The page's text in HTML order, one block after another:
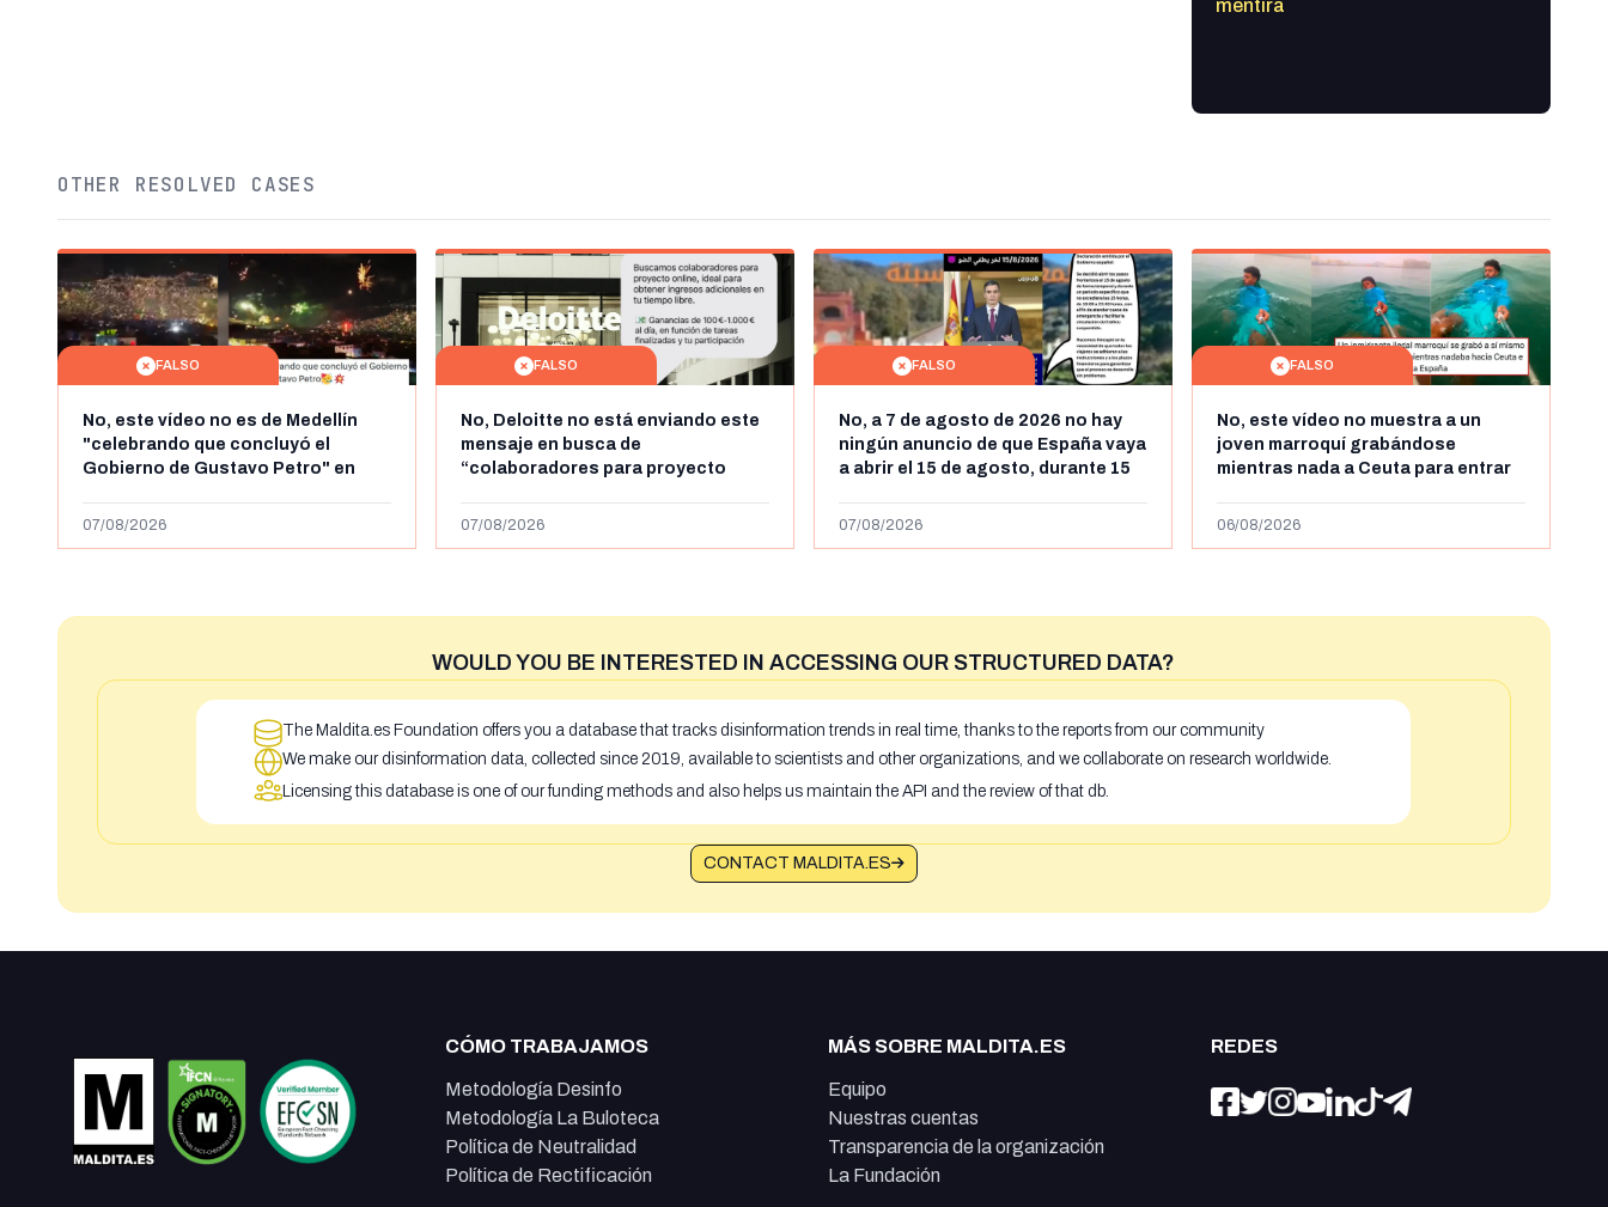
mentira
OTHER RESOLVED CASES
FALSO
No, este vídeo no es de Medellín
"celebrando que concluyó el
Gobierno de Gustavo Petro" en
de 2024
07/08/2026
FALSO
No, Deloitte no está enviando este
mensaje en busca de
“colaboradores para proyecto
1.000 euros al día: es un timo
07/08/2026
FALSO
No, a 7 de agosto de 2026 no hay
ningún anuncio de que España vaya
a abrir el 15 de agosto, durante 15
y Ceuta
07/08/2026
FALSO
No, este vídeo no muestra a un
joven marroquí grabándose
mientras nada a Ceuta para entrar
más de 450km de Ceuta y el autor lo
06/08/2026
WOULD YOU BE INTERESTED IN ACCESSING OUR STRUCTURED DATA?
The Maldita.es Foundation offers you a database that tracks disinformation trends in real time, thanks to the reports from our community
We make our disinformation data, collected since 2019, available to scientists and other organizations, and we collaborate on research worldwide.
Licensing this database is one of our funding methods and also helps us maintain the API and the review of that db.
CONTACT MALDITA.ES
CÓMO TRABAJAMOS
Metodología Desinfo
Metodología La Buloteca
Política de Neutralidad
Política de Rectificación
MÁS SOBRE MALDITA.ES
Equipo
Nuestras cuentas
Transparencia de la organización
La Fundación
REDES